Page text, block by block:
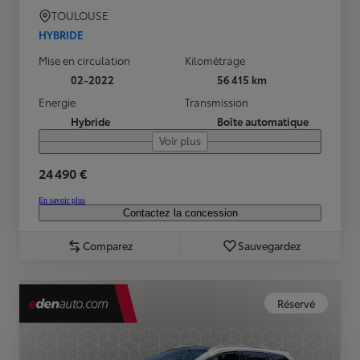
TOULOUSE
HYBRIDE
Mise en circulation
02-2022
Kilométrage
56 415 km
Energie
Hybride
Transmission
Boîte automatique
Voir plus
24 490 €
En savoir plus
Contactez la concession
Comparez Sauvegardez
Réservé